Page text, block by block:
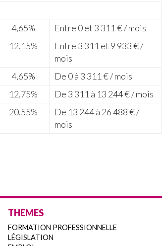
4,65%
Entre 0 et 3 311 € / mois
12,15%
Entre 3 311 et 9 933 € /
mois
4,65%
De 0 à 3 311 € / mois
12,75%
De 3 311 à 13 244 € / mois
20,55%
De 13 244 à 26 488 € /
mois
THEMES
FORMATION PROFESSIONNELLE
LÉGISLATION